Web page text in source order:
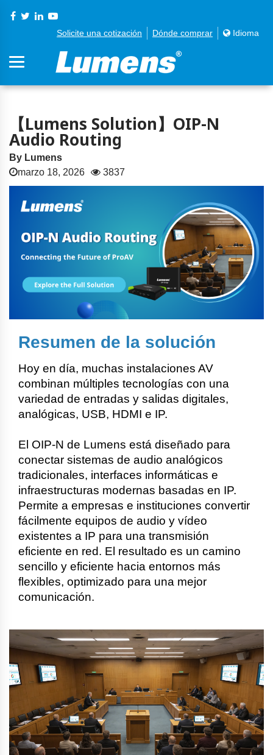
Solicite una cotización Dónde comprar Idioma
【Lumens Solution】OIP-N
Audio Routing
By Lumens
marzo 18, 2026
3837
Resumen de la solución
Hoy en día, muchas instalaciones AV
combinan múltiples tecnologías con una
variedad de entradas y salidas digitales,
analógicas, USB, HDMI e IP.
El OIP-N de Lumens está diseñado para
conectar sistemas de audio analógicos
tradicionales, interfaces informáticas e
infraestructuras modernas basadas en IP.
Permite a empresas e instituciones convertir
fácilmente equipos de audio y vídeo
existentes a IP para una transmisión
eficiente en red. El resultado es un camino
sencillo y eficiente hacia entornos más
flexibles, optimizado para una mejor
comunicación.